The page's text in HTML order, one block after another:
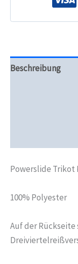
Beschreibung
Powerslide Trikot
100% Polyester
Auf der Rückseite